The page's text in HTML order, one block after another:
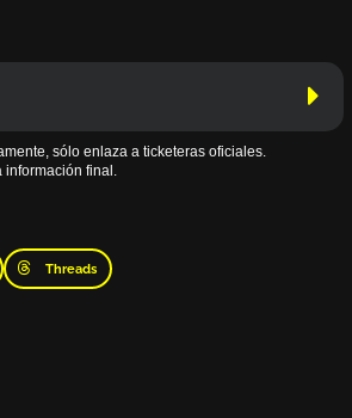
sólo enlaza a ticketeras oficiales.
información final.
Threads